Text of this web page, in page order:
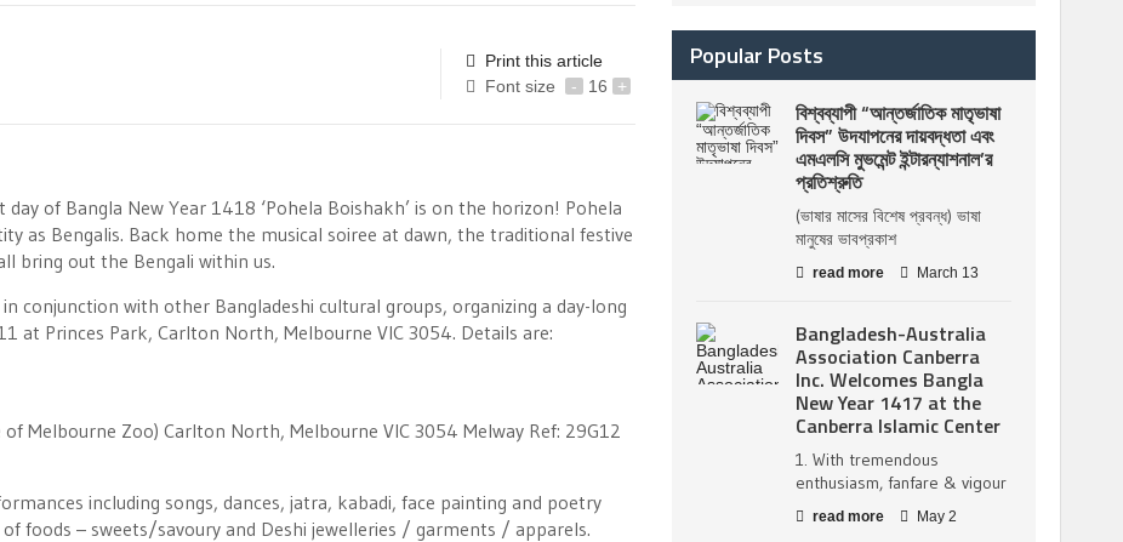
Print this article
Font size
- 16 +
of Bangla New Year 1418 ‘Pohela Boishakh’ is on the horizon! Pohela
as Bengalis. Back home the musical soiree at dawn, the traditional festive
bring out the Bengali within us.
conjunction with other Bangladeshi cultural groups, organizing a day-long
at Princes Park, Carlton North, Melbourne VIC 3054. Details are:
Melbourne Zoo) Carlton North, Melbourne VIC 3054 Melway Ref: 29G12
including songs, dances, jatra, kabadi, face painting and poetry
foods – sweets/savoury and Deshi jewelleries / garments / apparels.
Popular Posts
বিশ্বব্যাপী “আন্তর্জাতিক মাতৃভাষা
দিবস” উদযাপনের দায়বদ্ধতা এবং
এমএলসি মুভমেন্ট ইন্টারন্যাশনাল’র
প্রতিশ্রুতি
(ভাষার মাসের বিশেষ প্রবন্ধ) ভাষা
মানুষের ভাবপ্রকাশ
read more March 13
Bangladesh-Australia
Association Canberra
Inc. Welcomes Bangla
New Year 1417 at the
Canberra Islamic Center
1. With tremendous
enthusiasm, fanfare & vigour
read more May 2